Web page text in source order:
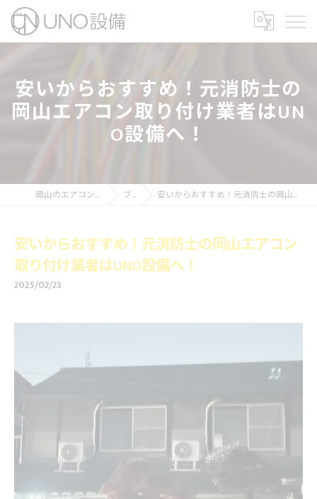
安いからおすすめ！元消防士の
岡山エアコン取り付け業者はUN
O設備へ！
岡山のエアコン工事ならUNO設備 ブログ 安いからおすすめ！元消防士の岡山エアコン取り付け業者はUNO設備へ！
安いからおすすめ！元消防士の岡山エアコン
取り付け業者はUNO設備へ！
2025/02/23